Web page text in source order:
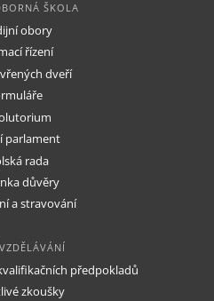
ŠKOLA
obory
řízení
dveří
parlament
rada
důvěry
a stravování
předpokladů
zkoušky